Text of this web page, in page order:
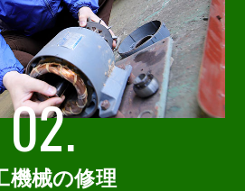
02.
機械の修理